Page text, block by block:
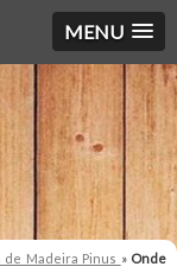
MENU
de Madeira Pinus » Onde